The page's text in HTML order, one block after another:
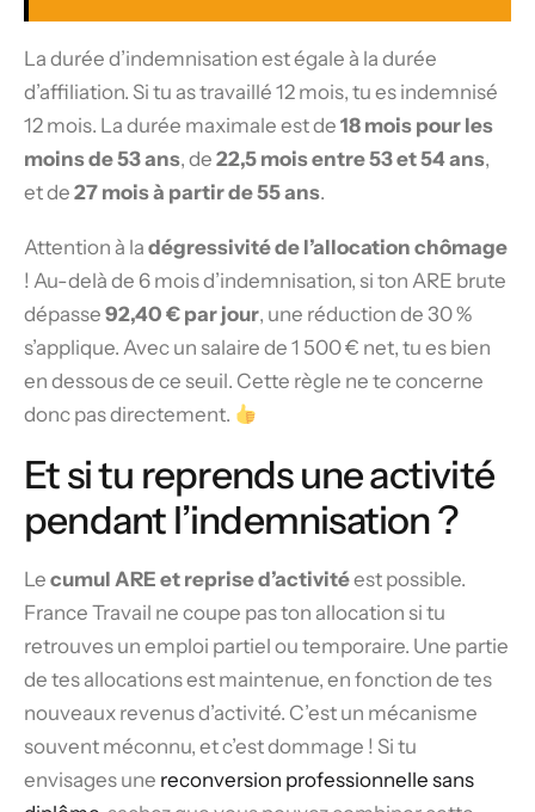
La durée d’indemnisation est égale à la durée
d’affiliation. Si tu as travaillé 12 mois, tu es indemnisé
12 mois. La durée maximale est de 18 mois pour les
moins de 53 ans, de 22,5 mois entre 53 et 54 ans,
et de 27 mois à partir de 55 ans.
Attention à la dégressivité de l’allocation chômage
! Au-delà de 6 mois d’indemnisation, si ton ARE brute
dépasse 92,40 € par jour, une réduction de 30 %
s’applique. Avec un salaire de 1 500 € net, tu es bien
en dessous de ce seuil. Cette règle ne te concerne
donc pas directement.
Et si tu reprends une activité
pendant l’indemnisation ?
Le cumul ARE et reprise d’activitéest possible.
France Travail ne coupe pas ton allocation si tu
retrouves un emploi partiel ou temporaire. Une partie
de tes allocations est maintenue, en fonction de tes
nouveaux revenus d’activité. C’est un mécanisme
souvent méconnu, et c’est dommage ! Si tu
envisages une reconversion professionnelle sans